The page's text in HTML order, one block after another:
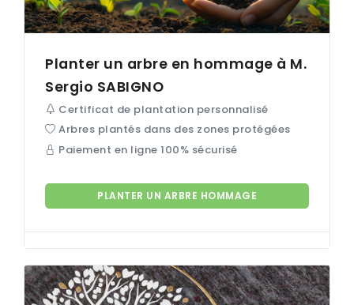
Planter un arbre en hommage à M.
Sergio SABIGNO
Certificat de plantation personnalisé
Arbres plantés dans des zones protégées
Paiement en ligne 100% sécurisé
PLANTER UN ARBRE HOMMAGE